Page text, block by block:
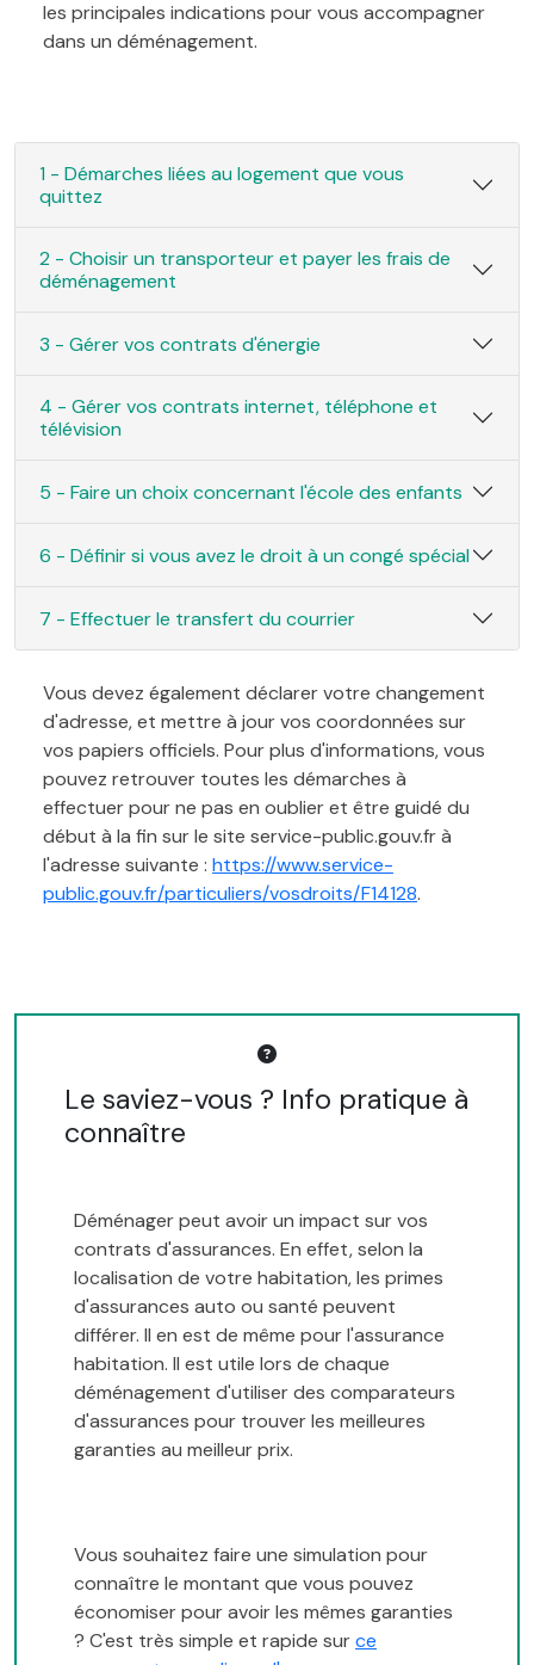
les principales indications pour vous accompagner
dans un déménagement.
1 - Démarches liées au logement que vous
quittez
2 - Choisir un transporteur et payer les frais de
déménagement
3 - Gérer vos contrats d'énergie
4 - Gérer vos contrats internet, téléphone et
télévision
5 - Faire un choix concernant l'école des enfants
6 - Définir si vous avez le droit à un congé spécial
7 - Effectuer le transfert du courrier
Vous devez également déclarer votre changement
d'adresse, et mettre à jour vos coordonnées sur
vos papiers officiels. Pour plus d'informations, vous
pouvez retrouver toutes les démarches à
effectuer pour ne pas en oublier et être guidé du
début à la fin sur le site service-public.gouv.fr à
l'adresse suivante : https://www.service-
public.gouv.fr/particuliers/vosdroits/F14128.
Le saviez-vous ? Info pratique à
connaître
Déménager peut avoir un impact sur vos
contrats d'assurances. En effet, selon la
localisation de votre habitation, les primes
d'assurances auto ou santé peuvent
différer. Il en est de même pour l'assurance
habitation. Il est utile lors de chaque
déménagement d'utiliser des comparateurs
d'assurances pour trouver les meilleures
garanties au meilleur prix.
Vous souhaitez faire une simulation pour
connaître le montant que vous pouvez
économiser pour avoir les mêmes garanties
? C'est très simple et rapide surce